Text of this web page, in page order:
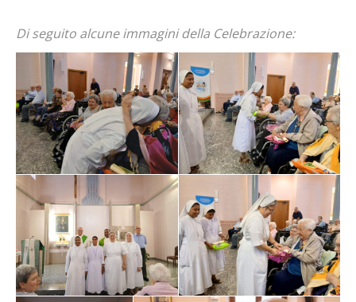
Di seguito alcune immagini della Celebrazione: